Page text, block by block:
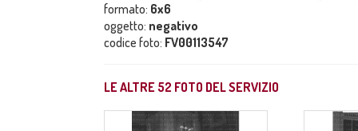
formato: 6x6
oggetto: negativo
codice foto: FV00113547
LE ALTRE 52 FOTO DEL SERVIZIO